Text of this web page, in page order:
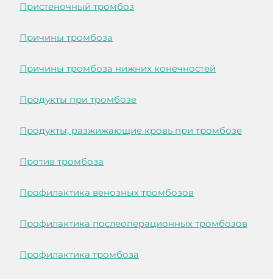
Пристеночный тромбоз
Причины тромбоза
Причины тромбоза нижних конечностей
Продукты при тромбозе
Продукты, разжижающие кровь при тромбозе
Против тромбоза
Профилактика венозных тромбозов
Профилактика послеоперационных тромбозов
Профилактика тромбоза